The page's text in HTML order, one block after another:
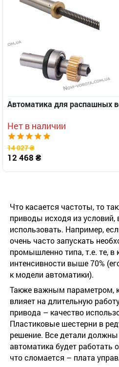
Автоматика для распашных
Нет в наличии
14 027 ₴
12 468 ₴
Что касается частоты, то
приводы исходя из условий,
использовать. Например,
очень часто запускать
промышленно типа, т.е. те, в
интенсивности выше 70%
к модели автоматики).
Также важным параметром,
влияет на длительную
привода – качество
Пластиковые шестерни в
решение. Все детали
автоматика будет работать
что сломается – плата